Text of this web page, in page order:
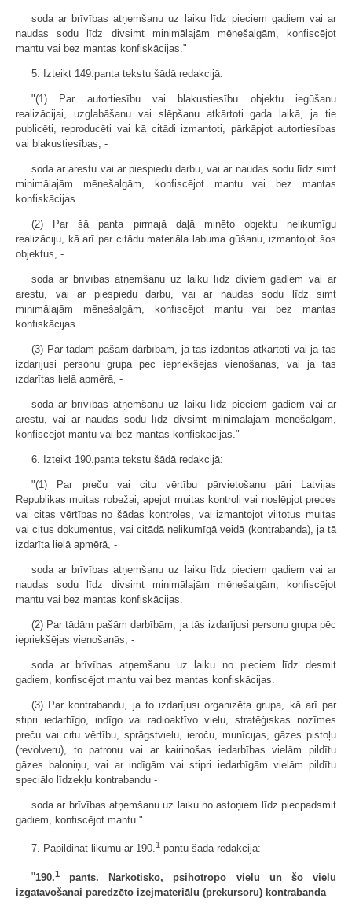
soda ar brīvības atņemšanu uz laiku līdz pieciem gadiem vai ar
naudas sodu līdz divsimt minimālajām mēnešalgām, konfiscējot
mantu vai bez mantas konfiskācijas."
5. Izteikt 149.panta tekstu šādā redakcijā:
"(1) Par autortiesību vai blakustiesību objektu iegūšanu
realizācijai, uzglabāšanu vai slēpšanu atkārtoti gada laikā, ja tie
publicēti, reproducēti vai kā citādi izmantoti, pārkāpjot autortiesības
vai blakustiesības, -
soda ar arestu vai ar piespiedu darbu, vai ar naudas sodu līdz simt
minimālajām mēnešalgām, konfiscējot mantu vai bez mantas
konfiskācijas.
(2) Par šā panta pirmajā daļā minēto objektu nelikumīgu
realizāciju, kā arī par citādu materiāla labuma gūšanu, izmantojot šos
objektus, -
soda ar brīvības atņemšanu uz laiku līdz diviem gadiem vai ar
arestu, vai ar piespiedu darbu, vai ar naudas sodu līdz simt
minimālajām mēnešalgām, konfiscējot mantu vai bez mantas
konfiskācijas.
(3) Par tādām pašām darbībām, ja tās izdarītas atkārtoti vai ja tās
izdarījusi personu grupa pēc iepriekšējas vienošanās, vai ja tās
izdarītas lielā apmērā, -
soda ar brīvības atņemšanu uz laiku līdz pieciem gadiem vai ar
arestu, vai ar naudas sodu līdz divsimt minimālajām mēnešalgām,
konfiscējot mantu vai bez mantas konfiskācijas."
6. Izteikt 190.panta tekstu šādā redakcijā:
"(1) Par preču vai citu vērtību pārvietošanu pāri Latvijas
Republikas muitas robežai, apejot muitas kontroli vai noslēpjot preces
vai citas vērtības no šādas kontroles, vai izmantojot viltotus muitas
vai citus dokumentus, vai citādā nelikumīgā veidā (kontrabanda), ja tā
izdarīta lielā apmērā, -
soda ar brīvības atņemšanu uz laiku līdz pieciem gadiem vai ar
naudas sodu līdz divsimt minimālajām mēnešalgām, konfiscējot
mantu vai bez mantas konfiskācijas.
(2) Par tādām pašām darbībām, ja tās izdarījusi personu grupa pēc
iepriekšējas vienošanās, -
soda ar brīvības atņemšanu uz laiku no pieciem līdz desmit
gadiem, konfiscējot mantu vai bez mantas konfiskācijas.
(3) Par kontrabandu, ja to izdarījusi organizēta grupa, kā arī par
stipri iedarbīgo, indīgo vai radioaktīvo vielu, stratēģiskas nozīmes
preču vai citu vērtību, sprāgstvielu, ieroču, munīcijas, gāzes pistoļu
(revolveru), to patronu vai ar kairinošas iedarbības vielām pildītu
gāzes baloniņu, vai ar indīgām vai stipri iedarbīgām vielām pildītu
speciālo līdzekļu kontrabandu -
soda ar brīvības atņemšanu uz laiku no astoņiem līdz piecpadsmit
gadiem, konfiscējot mantu."
7. Papildināt likumu ar 190.1 pantu šādā redakcijā:
"190.1
pants. Narkotisko, psihotropo vielu un šo vielu
izgatavošanai paredzēto izejmateriālu (prekursoru) kontrabanda